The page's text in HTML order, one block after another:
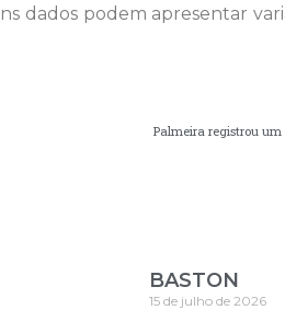
dados podem apresentar
Palmeira registrou
BASTON
15 de julho de 2026